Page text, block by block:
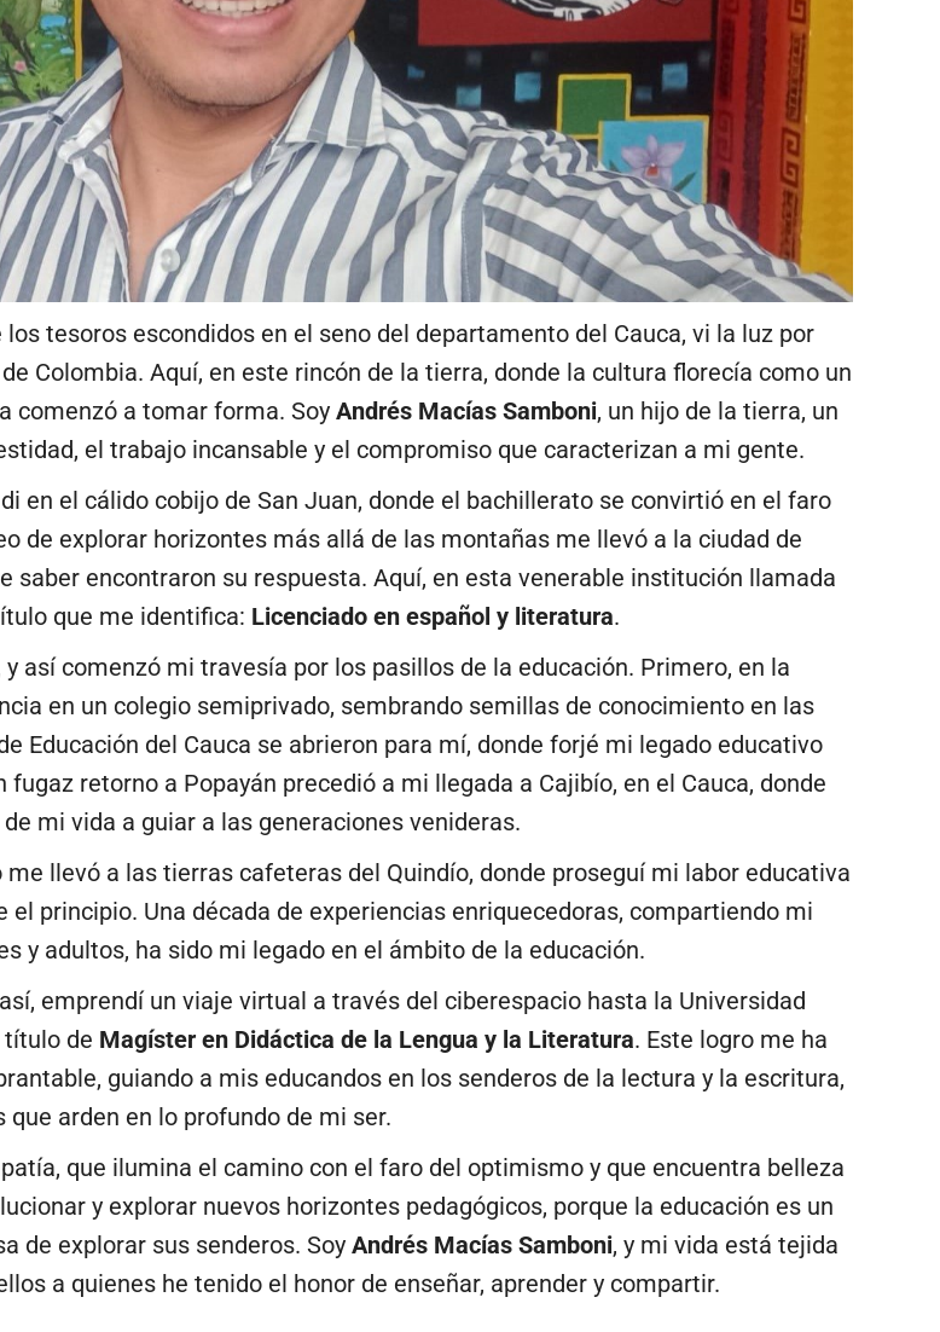
los tesoros escondidos en el seno del departamento del Cauca, vi la luz por
Colombia. Aquí, en este rincón de la tierra, donde la cultura florecía como un
comenzó a tomar forma. Soy Andrés Macías Samboni, un hijo de la tierra, un
el trabajo incansable y el compromiso que caracterizan a mi gente.
en el cálido cobijo de San Juan, donde el bachillerato se convirtió en el faro
de explorar horizontes más allá de las montañas me llevó a la ciudad de
saber encontraron su respuesta. Aquí, en esta venerable institución llamada
que me identifica: Licenciado en español y literatura.
así comenzó mi travesía por los pasillos de la educación. Primero, en la
en un colegio semiprivado, sembrando semillas de conocimiento en las
Educación del Cauca se abrieron para mí, donde forjé mi legado educativo
retorno a Popayán precedió a mi llegada a Cajibío, en el Cauca, donde
mi vida a guiar a las generaciones venideras.
llevó a las tierras cafeteras del Quindío, donde proseguí mi labor educativa
principio. Una década de experiencias enriquecedoras, compartiendo mi
y adultos, ha sido mi legado en el ámbito de la educación.
emprendí un viaje virtual a través del ciberespacio hasta la Universidad
título de Magíster en Didáctica de la Lengua y la Literatura. Este logro me ha
guiando a mis educandos en los senderos de la lectura y la escritura,
que arden en lo profundo de mi ser.
que ilumina el camino con el faro del optimismo y que encuentra belleza
y explorar nuevos horizontes pedagógicos, porque la educación es un
de explorar sus senderos. Soy Andrés Macías Samboni, y mi vida está tejida
a quienes he tenido el honor de enseñar, aprender y compartir.